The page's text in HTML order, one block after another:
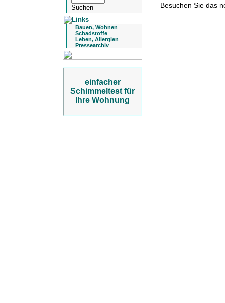
Bauen, Wohnen
Schadstoffe
Leben, Allergien
Pressearchiv
einfacher
Schimmeltest für
Ihre Wohnung
Besuchen Sie das